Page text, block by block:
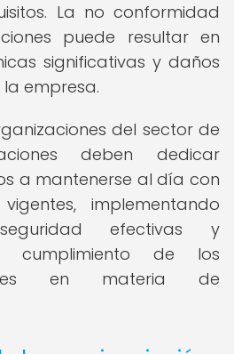
La no conformidad
puede resultar en
significativas y daños
empresa.
del sector de
deben dedicar
a mantenerse al día con
implementando
efectivas y
cumplimiento de los
en materia de